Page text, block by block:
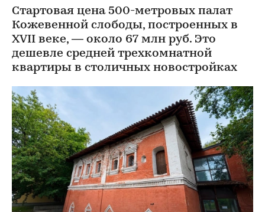
Стартовая цена 500-метровых палат
Кожевенной слободы, построенных в
XVII веке, — около 67 млн руб. Это
дешевле средней трехкомнатной
квартиры в столичных новостройках